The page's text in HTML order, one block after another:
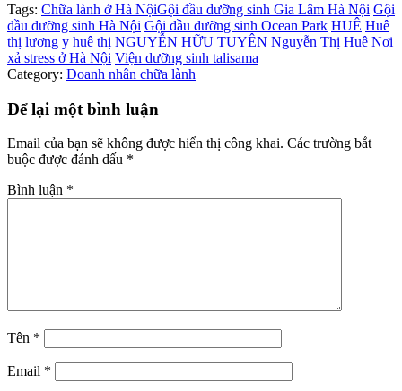
Tags: Chữa lành ở Hà NộiGội đầu dưỡng sinh Gia Lâm Hà Nội Gội
đầu dưỡng sinh Hà Nội Gội đầu dưỡng sinh Ocean Park HUÊ Huê
thị lương y huê thị NGUYỄN HỮU TUYÊN Nguyễn Thị Huê Nơi
xả stress ở Hà Nội Viện dưỡng sinh talisama
Category: Doanh nhân chữa lành
Để lại một bình luận
Email của bạn sẽ không được hiển thị công khai. Các trường bắt
buộc được đánh dấu *
Bình luận *
Tên *
Email *